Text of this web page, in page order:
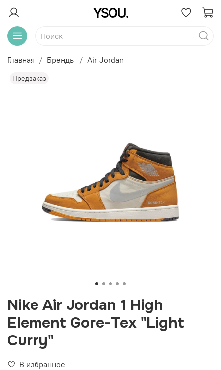
Главная Бренды Air Jordan
Предзаказ
Nike Air Jordan 1 High
Element Gore-Tex "Light
Curry"
В избранное